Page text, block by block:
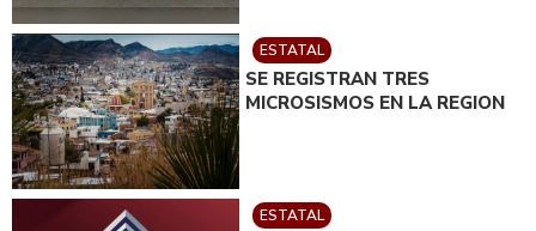
ESTATAL
SE REGISTRAN TRES
MICROSISMOS EN LA REGION
ESTATAL